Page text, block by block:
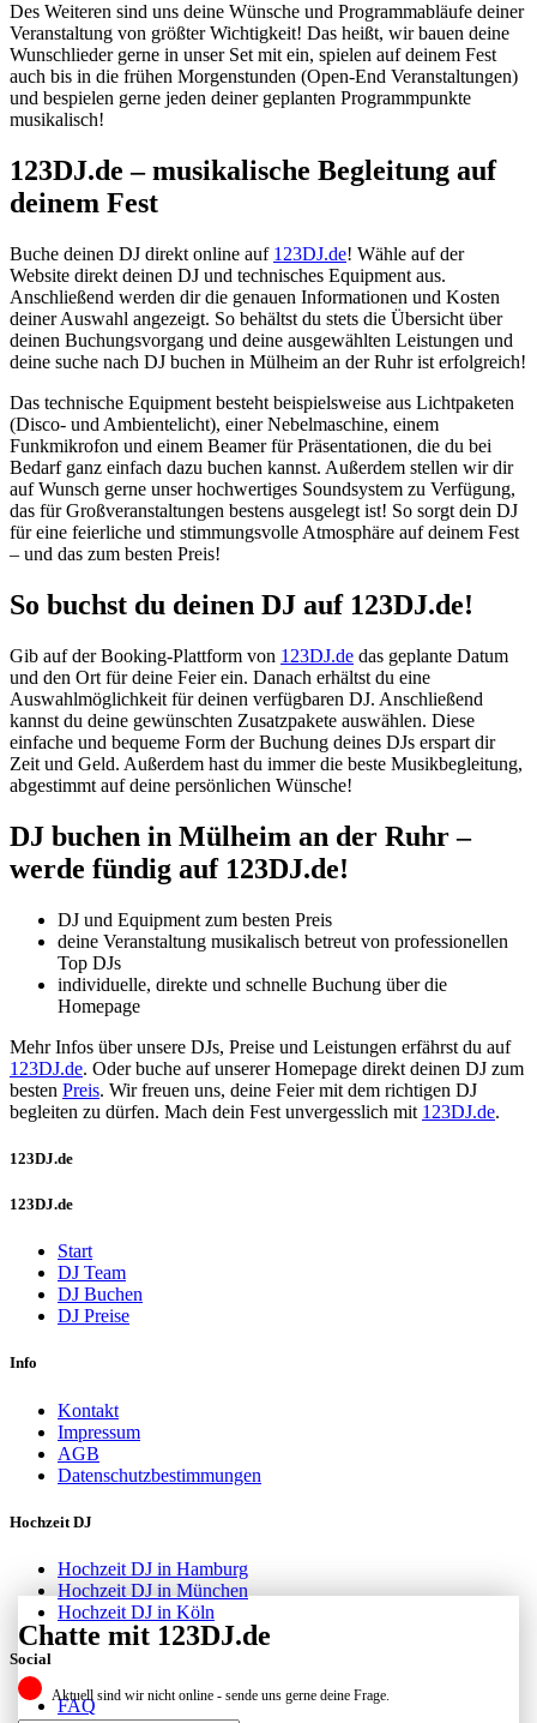
Des Weiteren sind uns deine Wünsche und Programmabläufe deiner
Veranstaltung von größter Wichtigkeit! Das heißt, wir bauen deine
Wunschlieder gerne in unser Set mit ein, spielen auf deinem Fest
auch bis in die frühen Morgenstunden (Open-End Veranstaltungen)
und bespielen gerne jeden deiner geplanten Programmpunkte
musikalisch!
123DJ.de – musikalische Begleitung auf
deinem Fest
Buche deinen DJ direkt online auf 123DJ.de! Wähle auf der
Website direkt deinen DJ und technisches Equipment aus.
Anschließend werden dir die genauen Informationen und Kosten
deiner Auswahl angezeigt. So behältst du stets die Übersicht über
deinen Buchungsvorgang und deine ausgewählten Leistungen und
deine suche nach DJ buchen in Mülheim an der Ruhr ist erfolgreich!
Das technische Equipment besteht beispielsweise aus Lichtpaketen
(Disco- und Ambientelicht), einer Nebelmaschine, einem
Funkmikrofon und einem Beamer für Präsentationen, die du bei
Bedarf ganz einfach dazu buchen kannst. Außerdem stellen wir dir
auf Wunsch gerne unser hochwertiges Soundsystem zu Verfügung,
das für Großveranstaltungen bestens ausgelegt ist! So sorgt dein DJ
für eine feierliche und stimmungsvolle Atmosphäre auf deinem Fest
– und das zum besten Preis!
So buchst du deinen DJ auf 123DJ.de!
Gib auf der Booking-Plattform von 123DJ.de das geplante Datum
und den Ort für deine Feier ein. Danach erhältst du eine
Auswahlmöglichkeit für deinen verfügbaren DJ. Anschließend
kannst du deine gewünschten Zusatzpakete auswählen. Diese
einfache und bequeme Form der Buchung deines DJs erspart dir
Zeit und Geld. Außerdem hast du immer die beste Musikbegleitung,
abgestimmt auf deine persönlichen Wünsche!
DJ buchen in Mülheim an der Ruhr–
werde fündig auf 123DJ.de!
DJ und Equipment zum besten Preis
deine Veranstaltung musikalisch betreut von professionellen
Top DJs
individuelle, direkte und schnelle Buchung über die
Homepage
Mehr Infos über unsere DJs, Preise und Leistungen erfährst du auf
123DJ.de. Oder buche auf unserer Homepage direkt deinen DJ zum
besten Preis. Wir freuen uns, deine Feier mit dem richtigen DJ
begleiten zu dürfen. Mach dein Fest unvergesslich mit 123DJ.de.
123DJ.de
123DJ.de
Start
DJ Team
DJ Buchen
DJ Preise
Info
Kontakt
Impressum
AGB
Datenschutzbestimmungen
Hochzeit DJ
Hochzeit DJ in Hamburg
Hochzeit DJ in München
Hochzeit DJ in Köln
Social
FAQ
Chatte mit 123DJ.de
Aktuell sind wir nicht online - sende uns gerne deine Frage.